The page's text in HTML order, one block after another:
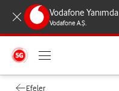
Vodafone Yanımda
Vodafone A.Ş.
Efeler